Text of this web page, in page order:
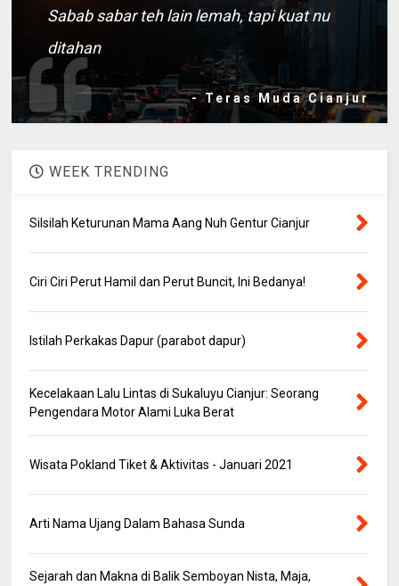
Sabab sabar teh lain lemah, tapi kuat nu
ditahan
- Teras Muda Cianjur
WEEK TRENDING
Silsilah Keturunan Mama Aang Nuh Gentur Cianjur
Ciri Ciri Perut Hamil dan Perut Buncit, Ini Bedanya!
Istilah Perkakas Dapur (parabot dapur)
Kecelakaan Lalu Lintas di Sukaluyu Cianjur: Seorang
Pengendara Motor Alami Luka Berat
Wisata Pokland Tiket & Aktivitas - Januari 2021
Arti Nama Ujang Dalam Bahasa Sunda
Sejarah dan Makna di Balik Semboyan Nista, Maja,